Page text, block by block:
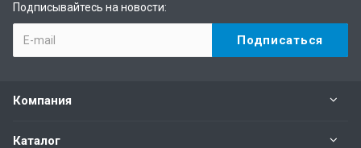
Подписывайтесь на новости:
Компания
Каталог